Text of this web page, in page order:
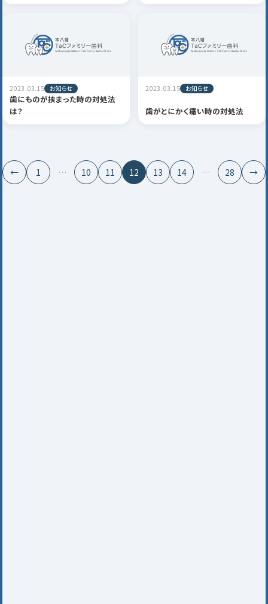
2023.03.15 お知らせ
歯にものが挟まった時の対処法
は？
2023.03.15 お知らせ
歯がとにかく痛い時の対処法
← 1 … 10 11 12 13 14 … 28 →